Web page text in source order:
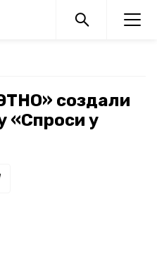
создали
«Спроси у